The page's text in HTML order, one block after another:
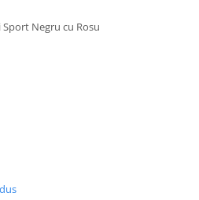
Sport Negru cu Rosu